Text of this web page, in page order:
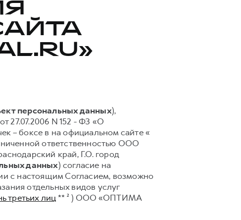
персональных данных),
27.07.2006 N 152 - ФЗ «О
– боксе в на официальном сайте «
ответственностью ООО
край, Г.О. город
данных) согласие на
с настоящим Согласием, возможно
отдельных видов услуг
третьих лиц** ² ) ООО «ОПТИМА